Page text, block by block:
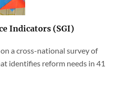
Indicators (SGI)
a cross-national survey of
identifies reform needs in 41